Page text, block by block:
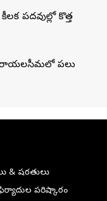
పదవుల్లో కొత్త
రాయలసీమలో పలు
& షరతులు
పరిష్కారం